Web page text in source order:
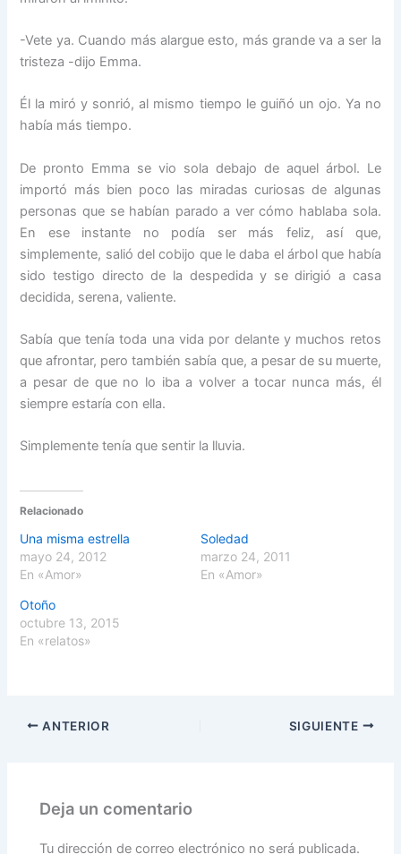
-Vete ya. Cuando más alargue esto, más grande va a ser la
tristeza -dijo Emma.
Él la miró y sonrió, al mismo tiempo le guiñó un ojo. Ya no
había más tiempo.
De pronto Emma se vio sola debajo de aquel árbol. Le
importó más bien poco las miradas curiosas de algunas
personas que se habían parado a ver cómo hablaba sola.
En ese instante no podía ser más feliz, así que,
simplemente, salió del cobijo que le daba el árbol que había
sido testigo directo de la despedida y se dirigió a casa
decidida, serena, valiente.
Sabía que tenía toda una vida por delante y muchos retos
que afrontar, pero también sabía que, a pesar de su muerte,
a pesar de que no lo iba a volver a tocar nunca más, él
siempre estaría con ella.
Simplemente tenía que sentir la lluvia.
Relacionado
Una misma estrella
mayo 24, 2012
En «Amor»
Soledad
marzo 24, 2011
En «Amor»
Otoño
octubre 13, 2015
En «relatos»
ANTERIOR SIGUIENTE
Deja un comentario
Tu dirección de correo electrónico no será publicada.